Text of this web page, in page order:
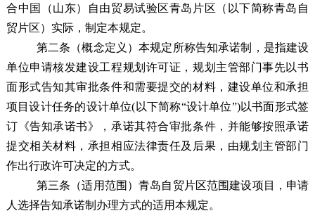
合中国（山东）自由贸易试验区青岛片区（以下简称青岛自
贸片区） 实际，制定本规定。
第二条 （概念定义）本规定所称告知承诺制，是指建设
单位申请核发建设工程规划许可证，规划主管部门事先以书
面形式告知其审批条件和需要提交的材料，建设单位和承担
项目设计任务的设计单位(以下简称“设计单位”)以书面形式签
订《告知承诺书》，承诺其符合审批条件，并能够按照承诺
提交相关材料，承担相应法律责任及后果，由规划主管部门
作出行政许可决定的方式。
第三条 （适用范围）青岛自贸片区范围建设项目
，申请
人选择告知承诺制办理方式的适用本规定。